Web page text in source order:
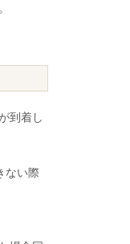
到着し
ない際